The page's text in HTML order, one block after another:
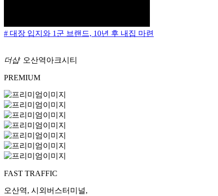
# 대장 입지와 1군 브랜드, 10년 후 내집 마련
더샵 오산역아크시티
PREMIUM
FAST TRAFFIC
오산역, 시외버스터미널,